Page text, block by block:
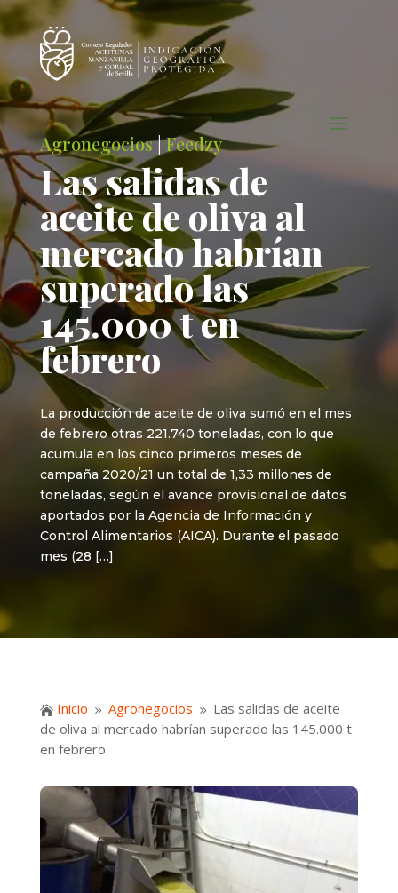
Agronegocios|Feedzy
Las salidas de
aceite de oliva al
mercado habrían
superado las
145.000 t en
febrero
La producción de aceite de oliva sumó en el mes
de febrero otras 221.740 toneladas, con lo que
acumula en los cinco primeros meses de
campaña 2020/21 un total de 1,33 millones de
toneladas, según el avance provisional de datos
aportados por la Agencia de Información y
Control Alimentarios (AICA). Durante el pasado
mes (28 […]
 Inicio 9 Agronegocios 9 Las salidas de aceite
de oliva al mercado habrían superado las 145.000 t
en febrero